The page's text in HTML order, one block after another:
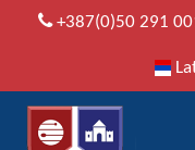
+387(0)50 291